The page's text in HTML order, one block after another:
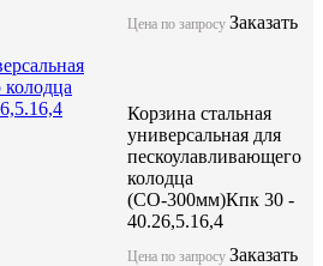
Цена по запросу Заказать
Корзина стальная
универсальная для
пескоулавливающего
колодца
(СО-300мм)Кпк 30 -
40.26,5.16,4
Цена по запросу Заказать